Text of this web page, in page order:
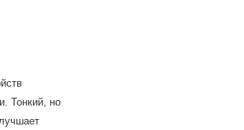
Тонкий, но